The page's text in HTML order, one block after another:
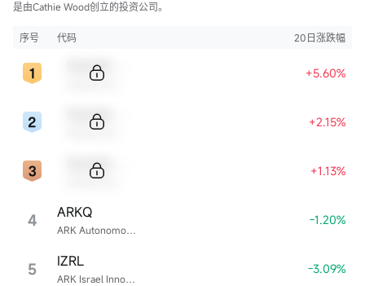
是由Cathie Wood创立的投资公司。
序号 代码 20日涨跌幅
+5.60%
+2.15%
+1.13%
4 ARK Autonomous Technology & Robotics ETF
ARKQ -1.20%
5 ARK Israel Innovative Technology ETF
IZRL -3.09%